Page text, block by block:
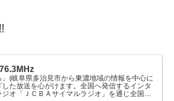
」(岐阜県多治見市から東濃地域の情報を中心に
した放送を心がけます。全国へ発信するインタ
ジオ「ＪＣＢＡサイマルラジオ」を通じ全国か